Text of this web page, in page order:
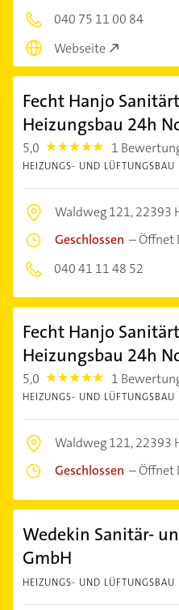
040 75 11 00 84
Webseite
Fecht Hanjo
Heizungsbau 24h
5,0 5.0 1
HEIZUNGS- UND LÜFTUNGSBAU
Waldweg 121,22393
Geschlossen –Öffnet
040 41 11 48 52
Fecht Hanjo
Heizungsbau 24h
5,0 5.0 1
HEIZUNGS- UND LÜFTUNGSBAU
Waldweg 121,22393
Geschlossen –Öffnet
Wedekin Sanitär-
GmbH
HEIZUNGS- UND LÜFTUNGSBAU